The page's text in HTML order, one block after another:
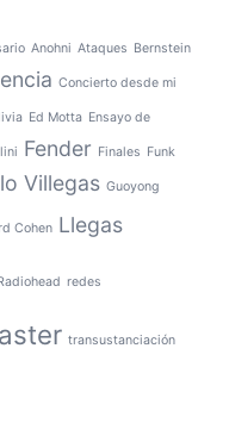
Anohni Ataques Bernstein
Concierto desde mi
Ed Motta Ensayo de
Fender Finales Funk
Villegas Guoyong
Cohen Llegas
redes
transustanciación